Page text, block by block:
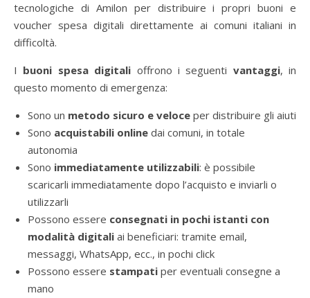
tecnologiche di Amilon per distribuire i propri buoni e
voucher spesa digitali direttamente ai comuni italiani in
difficoltà.
I buoni spesa digitali offrono i seguenti vantaggi, in
questo momento di emergenza:
Sono un metodo sicuro e veloce per distribuire gli aiuti
Sono acquistabili online dai comuni, in totale
autonomia
Sono immediatamente utilizzabili: è possibile
scaricarli immediatamente dopo l’acquisto e inviarli o
utilizzarli
Possono essere consegnati in pochi istanti con
modalità digitali ai beneficiari: tramite email,
messaggi, WhatsApp, ecc., in pochi click
Possono essere stampati per eventuali consegne a
mano